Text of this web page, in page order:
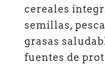
cereales
semillas,
grasas
fuentes de